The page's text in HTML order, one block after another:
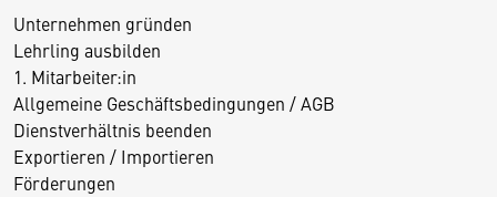
Unternehmen gründen
Lehrling ausbilden
1. Mitarbeiter:in
Allgemeine Geschäftsbedingungen / AGB
Dienstverhältnis beenden
Exportieren / Importieren
Förderungen